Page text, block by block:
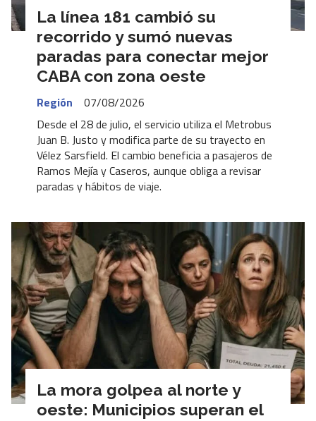
La línea 181 cambió su
recorrido y sumó nuevas
paradas para conectar mejor
CABA con zona oeste
Región
07/08/2026
Desde el 28 de julio, el servicio utiliza el Metrobus
Juan B. Justo y modifica parte de su trayecto en
Vélez Sarsfield. El cambio beneficia a pasajeros de
Ramos Mejía y Caseros, aunque obliga a revisar
paradas y hábitos de viaje.
La mora golpea al norte y
oeste: Municipios superan el